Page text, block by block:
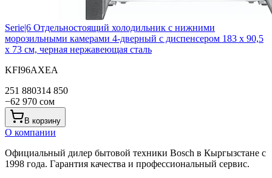
Serie|6 Отдельностоящий холодильник с нижними
морозильными камерами 4-дверный с диспенсером 183 х 90,5
х 73 см, черная нержавеющая сталь
KFI96AXEA
251 880314 850
−62 970 сом
В корзину
О компании
Официальный дилер бытовой техники Bosch в Кыргызстане с
1998 года. Гарантия качества и профессиональный сервис.